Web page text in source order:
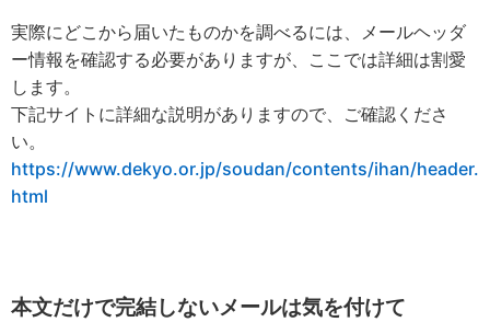
実際にどこから届いたものかを調べるには、メールヘッダ
ー情報を確認する必要がありますが、ここでは詳細は割愛
します。
下記サイトに詳細な説明がありますので、ご確認くださ
い。
https://www.dekyo.or.jp/soudan/contents/ihan/header.
html
本文だけで完結しないメールは気を付けて